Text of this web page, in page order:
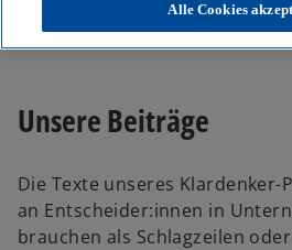
Unser Blog – Insights für Ihre nächsten
Unsere Beiträge
Die Texte unseres
an Entscheider:innen in
brauchen als Schlagzeilen
Alle Cookies